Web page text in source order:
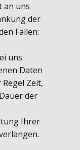
an uns
der
Fällen:
uns
Daten
Zeit,
der
Ihrer